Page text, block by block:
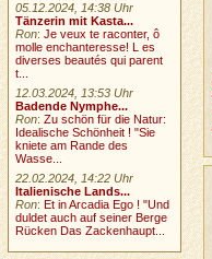
05.12.2024, 14:38 Uhr
Tänzerin mit Kasta...
Ron:Je veux te raconter, ô
molle enchanteresse! L es
diverses beautés qui parent
t...
12.03.2024, 13:53 Uhr
Badende Nymphe...
Ron:Zu schön für die Natur:
Idealische Schönheit ! "Sie
kniete am Rande des
Wasse...
22.02.2024, 14:22 Uhr
Italienische Lands...
Ron:Et in Arcadia Ego ! "Und
duldet auch auf seiner Berge
Rücken Das Zackenhaupt...